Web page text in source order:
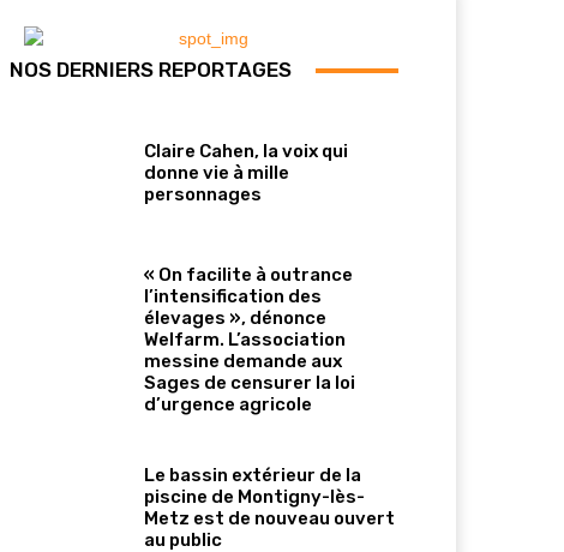
NOS DERNIERS REPORTAGES
Claire Cahen, la voix qui
donne vie à mille
personnages
« On facilite à outrance
l’intensification des
élevages », dénonce
Welfarm. L’association
messine demande aux
Sages de censurer la loi
d’urgence agricole
Le bassin extérieur de la
piscine de Montigny-lès-
Metz est de nouveau ouvert
au public